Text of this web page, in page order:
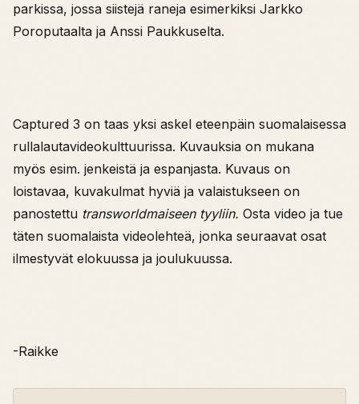
parkissa, jossa siistejä raneja esimerkiksi Jarkko
Poroputaalta ja Anssi Paukkuselta.
Captured 3 on taas yksi askel eteenpäin suomalaisessa
rullalautavideokulttuurissa. Kuvauksia on mukana
myös esim. jenkeistä ja espanjasta. Kuvaus on
loistavaa, kuvakulmat hyviä ja valaistukseen on
panostettu transworldmaiseen tyyliin. Osta video ja tue
täten suomalaista videolehteä, jonka seuraavat osat
ilmestyvät elokuussa ja joulukuussa.
-Raikke